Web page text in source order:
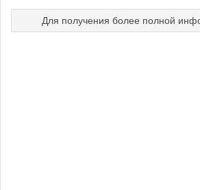
Для получения более полной